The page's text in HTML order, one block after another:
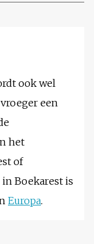
ook wel
een
het
of
Boekarest is
Europa.